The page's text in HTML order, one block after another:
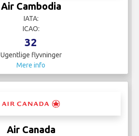
Air Cambodia
IATA:
ICAO:
32
Ugentlige flyvninger
Mere info
Air Canada